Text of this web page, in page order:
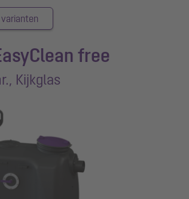
free
Kijkglas